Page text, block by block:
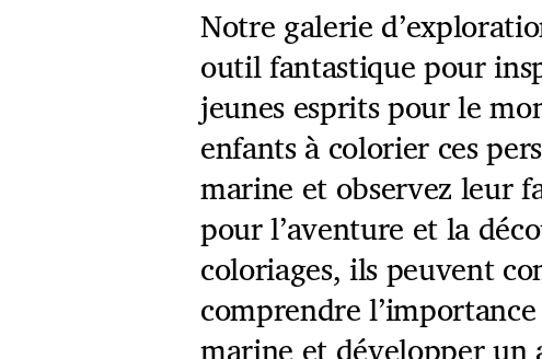
Notre galerie
outil fantastique pour
jeunes esprits pour le
enfants à colorier ces
marine et observez leur
pour l’aventure et la
coloriages, ils peuvent
comprendre